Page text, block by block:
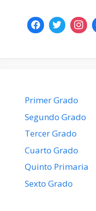
Primer Grado
Segundo Grado
Tercer Grado
Cuarto Grado
Quinto Primaria
Sexto Grado